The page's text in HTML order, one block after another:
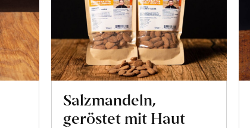
Salzmandeln,
geröstet mit Haut